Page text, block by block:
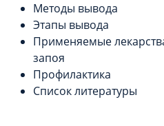
Методы вывода
Этапы вывода
Применяемые
запоя
Профилактика
Список литературы